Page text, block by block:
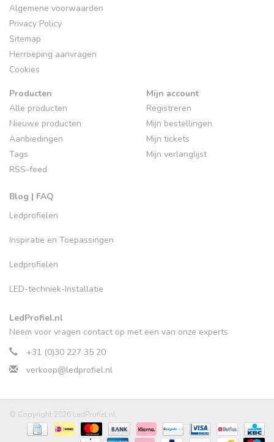
Algemene voorwaarden
Privacy Policy
Sitemap
Herroeping aanvragen
Cookies
Producten
Alle producten
Nieuwe producten
Aanbiedingen
Tags
RSS-feed
Blog | FAQ
Ledprofielen
Inspiratie en Toepassingen
Ledprofielen
LED-techniek-Installatie
Mijn account
Registreren
Mijn bestellingen
Mijn tickets
Mijn verlanglijst
LedProfiel.nl
Neem voor vragen contact op met een van onze experts
+31 (0)30 227 35 20
verkoop@ledprofiel.nl
© Copyright 2026 LedProfiel.nl